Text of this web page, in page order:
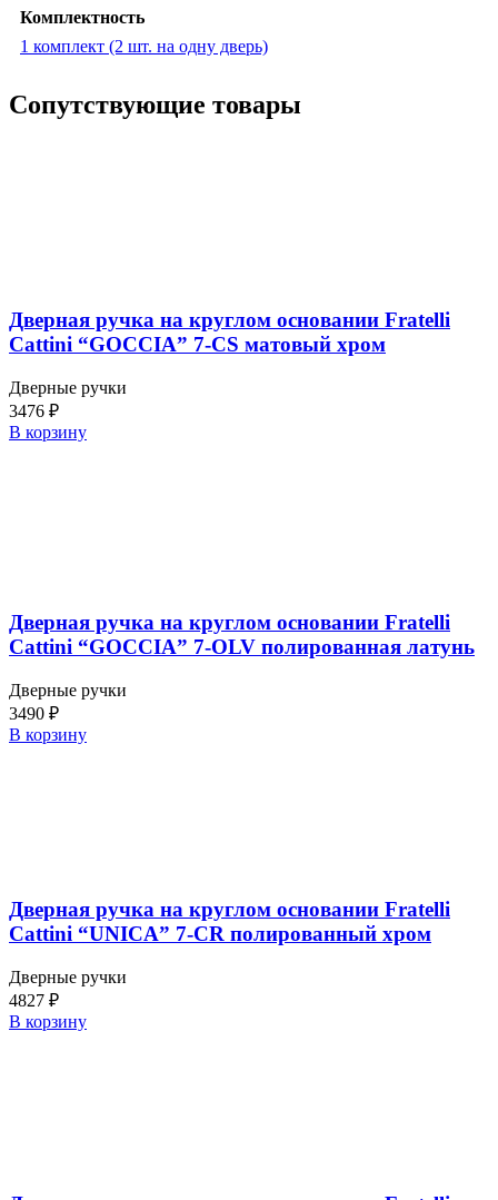
Комплектность
1 комплект (2 шт. на одну дверь)
Сопутствующие товары
Дверная ручка на круглом основании Fratelli
Cattini “GOCCIA” 7-CS матовый хром
Дверные ручки
3476 ₽
В корзину
Дверная ручка на круглом основании Fratelli
Cattini “GOCCIA” 7-OLV полированная латунь
Дверные ручки
3490 ₽
В корзину
Дверная ручка на круглом основании Fratelli
Cattini “UNICA” 7-CR полированный хром
Дверные ручки
4827 ₽
В корзину